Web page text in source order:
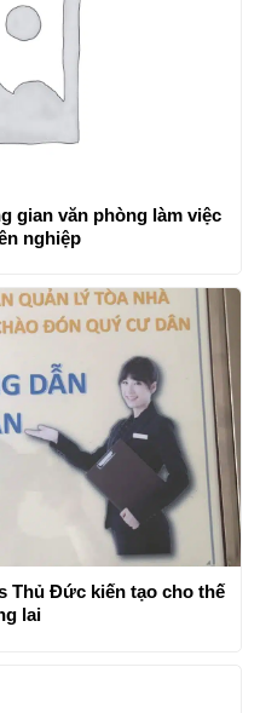
gian văn phòng làm việc
nghiệp
Thủ Đức kiến tạo cho thế
lai